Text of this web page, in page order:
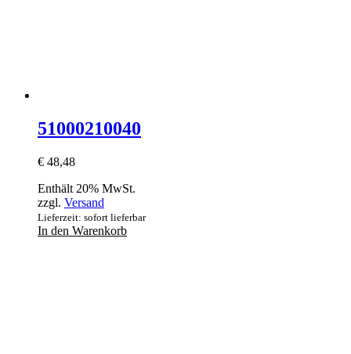
51000210040
€ 48,48
Enthält 20% MwSt.
zzgl. Versand
Lieferzeit: sofort lieferbar
In den Warenkorb